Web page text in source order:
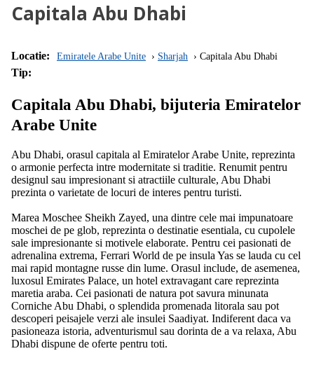
Capitala Abu Dhabi
Locatie: Emiratele Arabe Unite Sharjah Capitala Abu Dhabi
Tip:
Capitala Abu Dhabi, bijuteria Emiratelor
Arabe Unite
Abu Dhabi, orasul capitala al Emiratelor Arabe Unite, reprezinta
o armonie perfecta intre modernitate si traditie. Renumit pentru
designul sau impresionant si atractiile culturale, Abu Dhabi
prezinta o varietate de locuri de interes pentru turisti.
Marea Moschee Sheikh Zayed, una dintre cele mai impunatoare
moschei de pe glob, reprezinta o destinatie esentiala, cu cupolele
sale impresionante si motivele elaborate. Pentru cei pasionati de
adrenalina extrema, Ferrari World de pe insula Yas se lauda cu cel
mai rapid montagne russe din lume. Orasul include, de asemenea,
luxosul Emirates Palace, un hotel extravagant care reprezinta
maretia araba. Cei pasionati de natura pot savura minunata
Corniche Abu Dhabi, o splendida promenada litorala sau pot
descoperi peisajele verzi ale insulei Saadiyat. Indiferent daca va
pasioneaza istoria, adventurismul sau dorinta de a va relaxa, Abu
Dhabi dispune de oferte pentru toti.